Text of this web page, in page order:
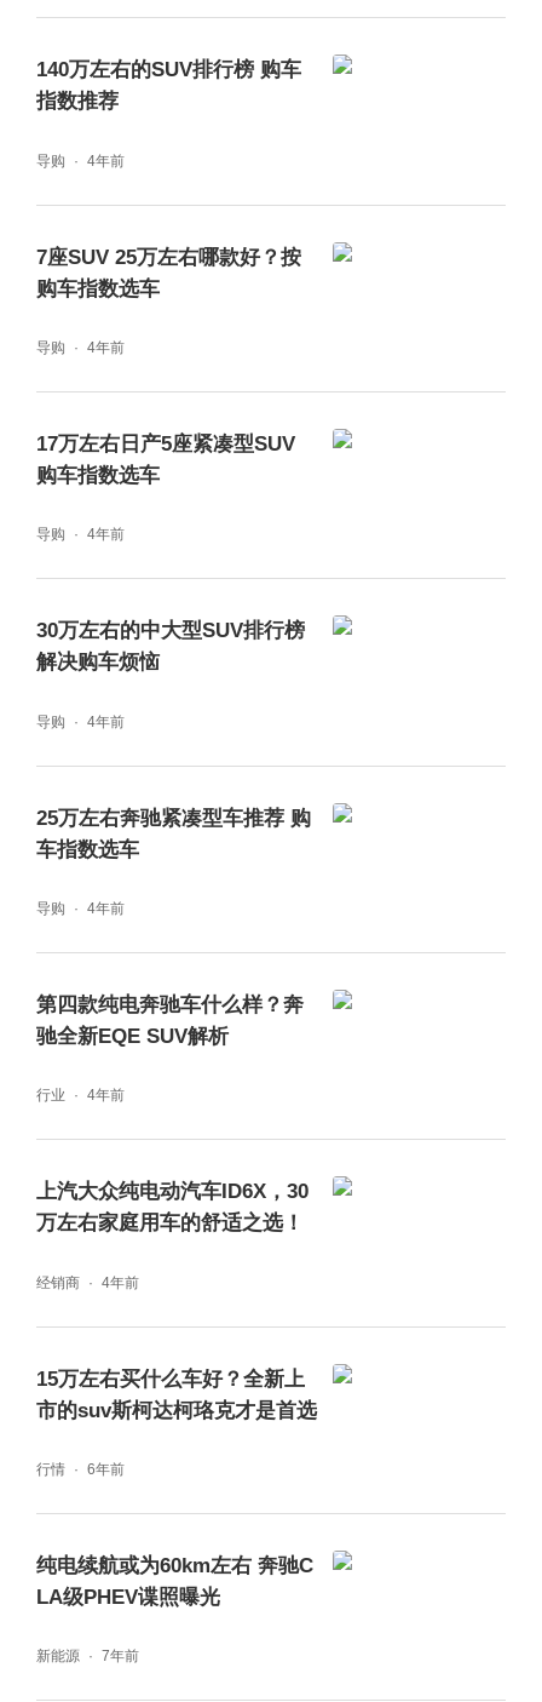
1英寸MBUX超联屏，视觉体验拉满，安全体
娱乐内容时，副驾屏幕及时熄灭，以防止分神
觉效果惊艳，更具安全匠心。其采用两层固定
测试中不碎裂，方能符合奔驰标准。而多区智
控星徽全景式天幕，在提供154颗发光星徽的
浪漫同时，更以3层镀银技术实现99.4%的红
外线隔绝率，并历经高达250公里/小时（相当
于17级台风）的防飞脱测试。此外，前排座椅
提供的加热、通风、按摩功能，以及获德国脊
背健康协会认证的人体工学设计，能有效缓解
长途驾驶疲劳，这本身就是一种对主动安全的
贡献——让驾驶者始终保持最佳状态。
AI赋能，全新智舱聪明更具“活人感”
虚拟助手，融合了豆包大模型与先进的3D图形
基于AI大模型和超拟人语音合成引擎，“小
奔”拥有一个生动活泼的屏幕形象，每一次回复
都更加拟人贴心。无论你说粤语、四川话、广
普还是川普，小奔都能随时响应，时刻待命。
比如，你只需说一句“给我一个浪漫的氛围”，
车机便能智能调度灯光、音响、空调、座椅等
多个座舱域控制器，一句指令，浪漫氛围即刻
当我们将目光重新聚焦于“30万左右安全性好
SUV给出了一个近乎全面的答案——它不仅在
140万左右的SUV排行榜 购车
指数推荐
导购 4年前
7座SUV 25万左右哪款好？按
购车指数选车
导购 4年前
17万左右日产5座紧凑型SUV
购车指数选车
导购 4年前
30万左右的中大型SUV排行榜
解决购车烦恼
导购 4年前
25万左右奔驰紧凑型车推荐 购
车指数选车
导购 4年前
第四款纯电奔驰车什么样？奔
驰全新EQE SUV解析
行业 4年前
上汽大众纯电动汽车ID6X，30
万左右家庭用车的舒适之选！
经销商 4年前
15万左右买什么车好？全新上
市的suv斯柯达柯珞克才是首选
行情 6年前
纯电续航或为60km左右 奔驰C
LA级PHEV谍照曝光
新能源 7年前